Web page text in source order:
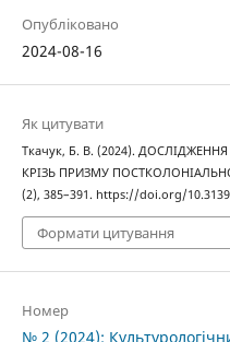
Опубліковано
2024-08-16
Як цитувати
Ткачук, Б. В. (2024).
КРІЗЬ ПРИЗМУ
(2), 385–391. https://doi.org/
Формати цитування
Номер
№ 2 (2024):